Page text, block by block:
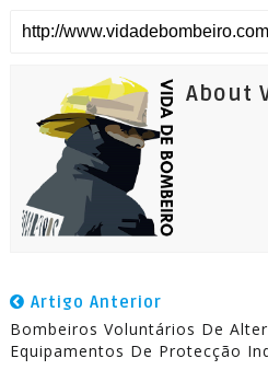
About
Artigo Anterior
Bombeiros Voluntários De
Equipamentos De Protecção